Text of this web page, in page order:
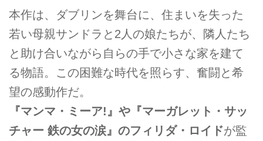
本作は、ダブリンを舞台に、住まいを失った
若い母親サンドラと2人の娘たちが、隣人たち
と助け合いながら自らの手で小さな家を建て
る物語。この困難な時代を照らす、奮闘と希
望の感動作だ。
『マンマ・ミーア!』や『マーガレット・サッ
チャー 鉄の女の涙』のフィリダ・ロイドが監